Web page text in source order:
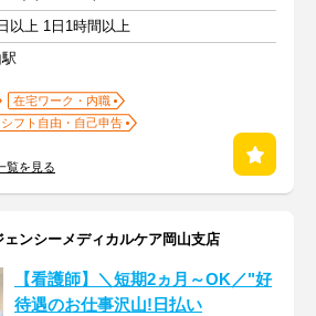
以上 1日1時間以上
在宅ワーク・内職
シフト自由・自己申告
覧を見る
ンシーメディカルケア岡山支店
【看護師】＼短期2ヵ月～OK／"好
待遇のお仕事沢山!日払い